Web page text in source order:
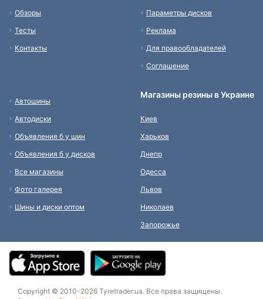
Обзоры
Тесты
Контакты
Параметры дисков
Реклама
Для правообладателей
Соглашение
Автошины
Автодиски
Объявления б у шин
Объявления б у дисков
Все магазины
Фото галерея
Шины и диски оптом
Магазины резины в Украине
Киев
Харьков
Днепр
Одесса
Львов
Николаев
Запорожье
Copyright © 2010-2026 Tyretrader.ua. Все права защищены.